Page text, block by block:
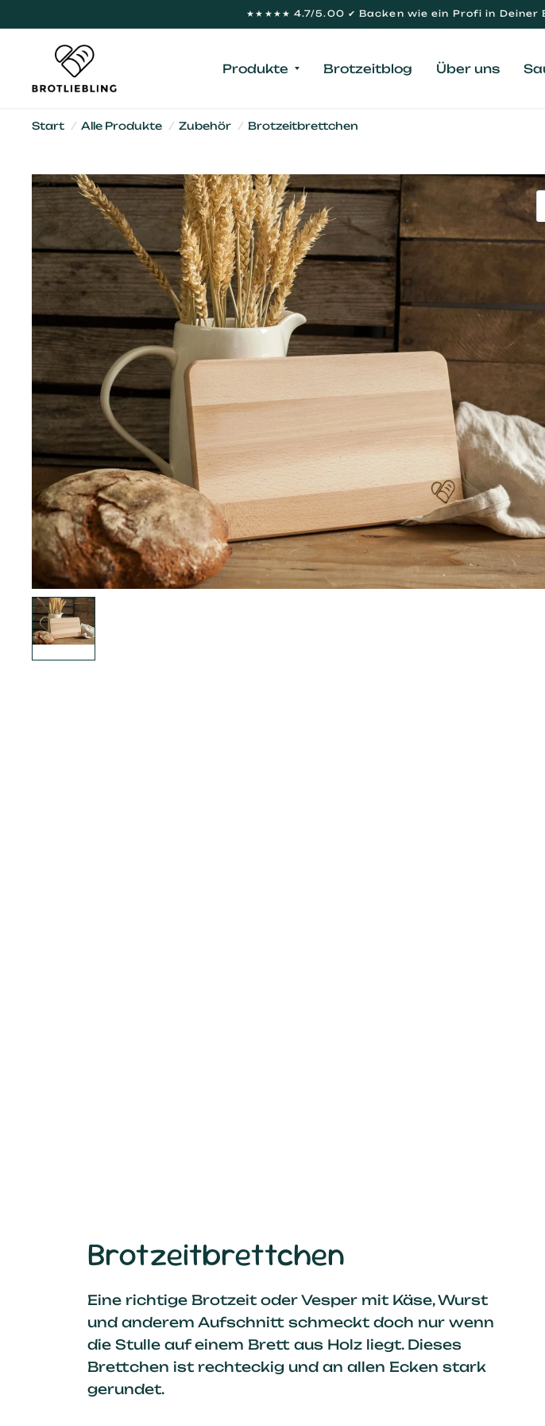
★★★★★ 4.7/5.00 ✔ Backen wie ein Profi in
Produkte Brotzeitblog Über uns
Start / Alle Produkte / Zubehör / Brotzeitbrettchen
Brotzeitbrettchen
Eine richtige Brotzeit oder Vesper mit Käse, Wurst
und anderem Aufschnitt schmeckt doch nur wenn
die Stulle auf einem Brett aus Holz liegt. Dieses
Brettchen ist rechteckig und an allen Ecken stark
gerundet.